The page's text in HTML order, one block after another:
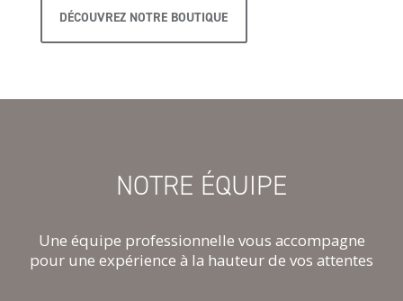
DÉCOUVREZ NOTRE BOUTIQUE
NOTRE ÉQUIPE
Une équipe professionnelle vous accompagne
pour une expérience à la hauteur de vos attentes